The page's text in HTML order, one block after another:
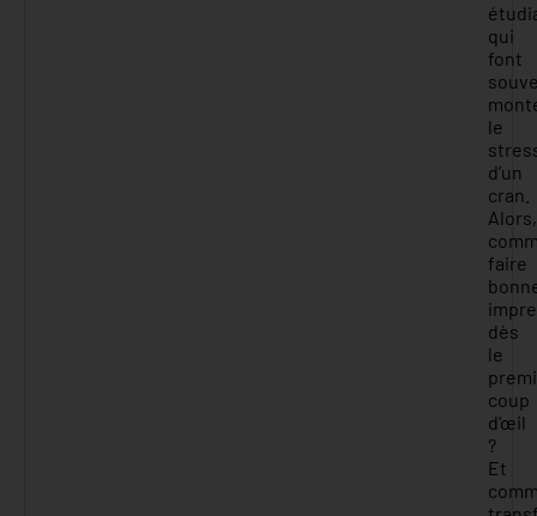
qui
font
le
d’un
cran.
Alors,
faire
dès
le
coup
d'œil
?
Et